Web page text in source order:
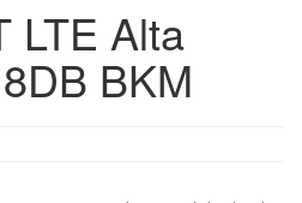
LTE Alta
BKM